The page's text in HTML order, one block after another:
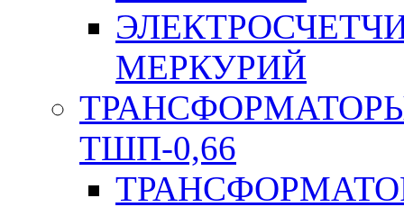
МЕРКУРИЙ
ТШП-0,66